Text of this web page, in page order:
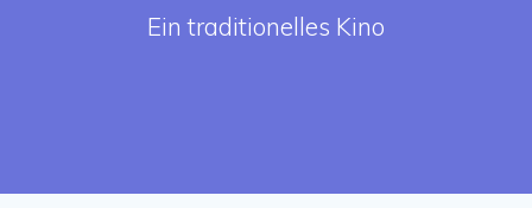
Ein traditionelles Kino